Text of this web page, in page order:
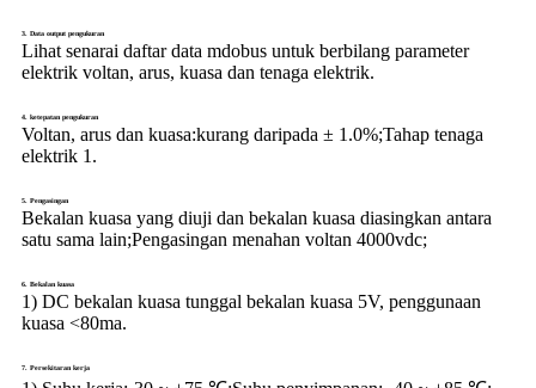
3. Data output pengukuran
Lihat senarai daftar data mdobus untuk berbilang parameter
elektrik voltan, arus, kuasa dan tenaga elektrik.
4. ketepatan pengukuran
Voltan, arus dan kuasa:kurang daripada ± 1.0%;Tahap tenaga
elektrik 1.
5. Pengasingan
Bekalan kuasa yang diuji dan bekalan kuasa diasingkan antara
satu sama lain;Pengasingan menahan voltan 4000vdc;
6. Bekalan kuasa
1) DC bekalan kuasa tunggal bekalan kuasa 5V, penggunaan
kuasa <80ma.
7. Persekitaran kerja